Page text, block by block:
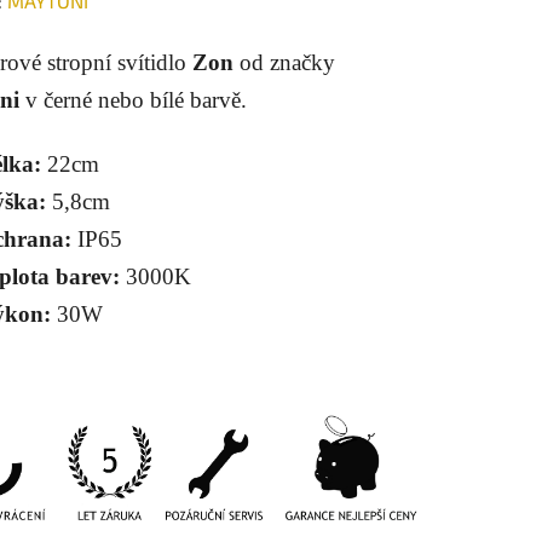
stropní svítidlo Zon od značky
v černé nebo bílé barvě.
22cm
5,8cm
IP65
barev: 3000K
30W